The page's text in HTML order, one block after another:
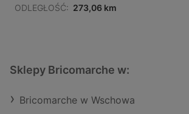
ODLEGŁOŚĆ: 273,06 km
Sklepy Bricomarche w:
Bricomarche w Wschowa